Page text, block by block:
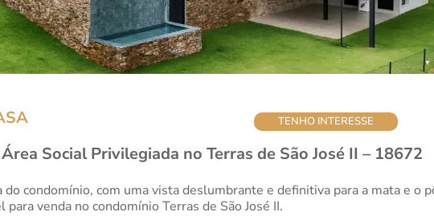
TENHO INTERESSE
Social Privilegiada no Terras de São José II – 18672
condomínio, com uma vista deslumbrante e definitiva para a mata e o
venda no condomínio Terras de São José II.